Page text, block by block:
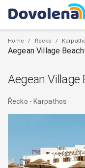
Home / Řecko /
Aegean Village
Aegean
Řecko - Karpathos